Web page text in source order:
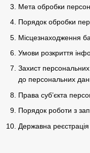
Мета обробки
Порядок обробки
Місцезнаходження
Умови розкриття
Захист
до персональних
Права суб’єкта
Порядок роботи з
Державна